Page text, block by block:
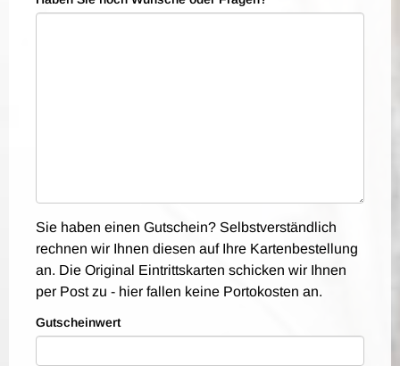
Sie haben einen Gutschein? Selbstverständlich
rechnen wir Ihnen diesen auf Ihre Kartenbestellung
an. Die Original Eintrittskarten schicken wir Ihnen
per Post zu - hier fallen keine Portokosten an.
Gutscheinwert